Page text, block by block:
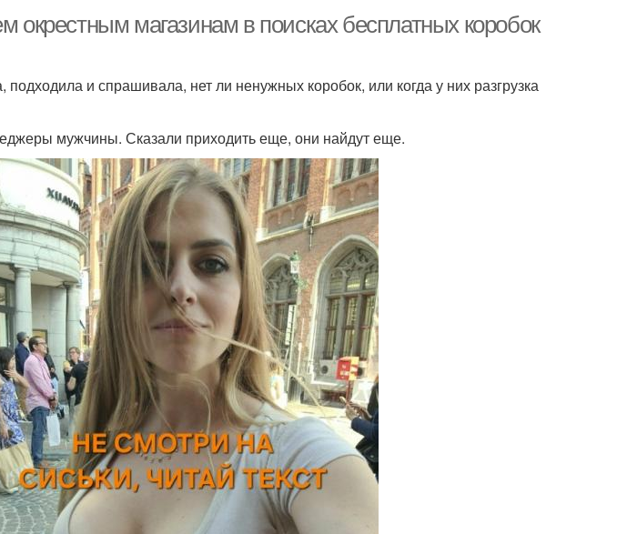
окрестным магазинам в поисках бесплатных коробок
и спрашивала, нет ли ненужных коробок, или когда у них разгрузка
мужчины. Сказали приходить еще, они найдут еще.